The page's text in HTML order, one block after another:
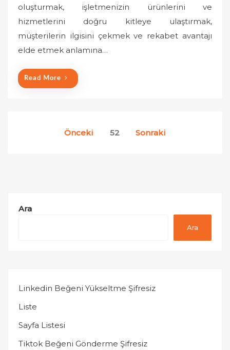
e
d
oluşturmak, işletmenizin ürünlerini ve
hizmetlerini doğru kitleye ulaştırmak,
müşterilerin ilgisini çekmek ve rekabet avantajı
elde etmek anlamına…
Read More
Önceki 52 Sonraki
Ara
Ara
Linkedin Beğeni Yükseltme Şifresiz
Liste
Sayfa Listesi
Tiktok Beğeni Gönderme Şifresiz